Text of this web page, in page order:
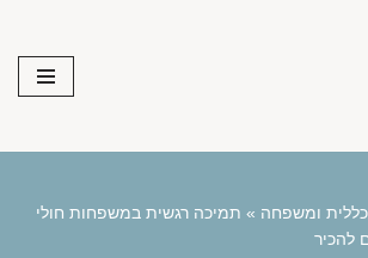
ומשפחה » תמיכה רגשית במשפחות חולי
להכיר